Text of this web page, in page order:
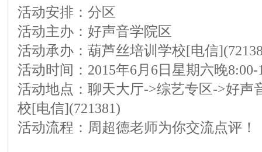
活动安排：分区
活动主办：好声音学院区
活动承办：葫芦丝培训学校[电信
活动时间：2015年6月6日星期六晚8:00-
活动地点：聊天大厅->综艺专区->好声
校[电信](721381)
活动流程：周超德老师为你交流点评！